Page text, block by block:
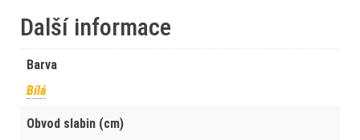
Další informace
Barva
Bílá
Obvod slabin (cm)